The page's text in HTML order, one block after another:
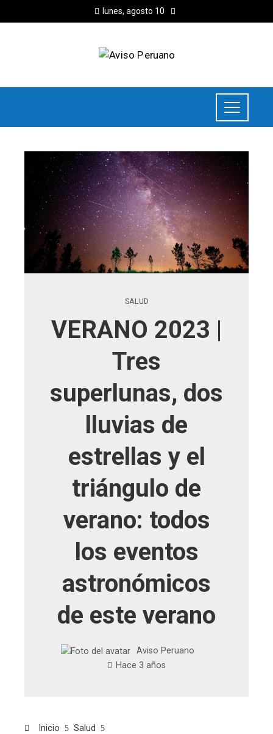
lunes, agosto 10
SALUD
VERANO 2023 |
Tres
superlunas, dos
lluvias de
estrellas y el
triángulo de
verano: todos
los eventos
astronómicos
de este verano
Aviso Peruano
Hace 3 años
Inicio
Salud